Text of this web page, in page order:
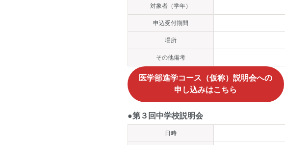
対象者（学年）
申込受付期間
場所
その他備考
医学部進学コース（仮称）説明会への
申し込みはこちら
●第３回中学校説明会
日時